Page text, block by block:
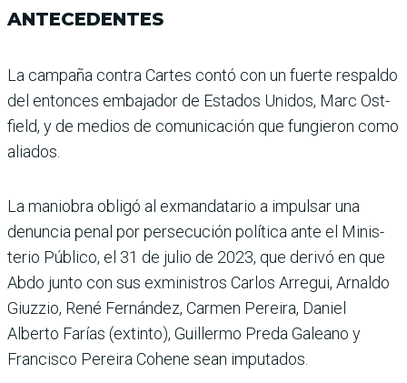
ANTECEDENTES
La campaña contra Cartes contó con un fuerte respaldo
del entonces embajador de Estados Unidos, Marc Ost­
field, y de medios de comu­nicación que fungieron como
aliados.
La maniobra obligó al exmandatario a impulsar una
denuncia penal por persecu­ción política ante el Minis­
terio Público, el 31 de julio de 2023, que derivó en que
Abdo junto con sus exminis­tros Carlos Arregui, Arnaldo
Giuzzio, René Fernández, Carmen Pereira, Daniel
Alberto Farías (extinto), Guillermo Preda Galeano y
Francisco Pereira Cohene sean imputados.